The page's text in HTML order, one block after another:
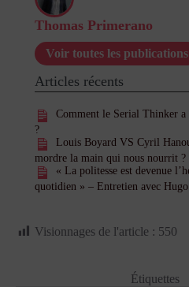
Thomas Primerano
Voir toutes les publications
Articles récents
Comment le Serial Thinker
?
Louis Boyard VS Cyril
mordre la main qui nous nourrit ?
« La politesse est devenue
quotidien » – Entretien avec Hugo
Visionnages de l'article : 550
Étiquettes